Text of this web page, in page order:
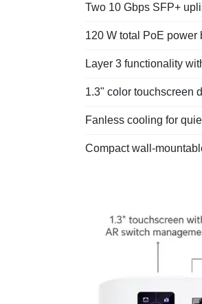
Two 10 Gbps SFP+
120 W total PoE
Layer 3 functionality
1.3" color touchscreen
Fanless cooling for
Compact wall-